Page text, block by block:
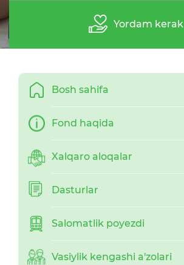
Yordam kerak
Bosh sahifa
Fond haqida
Xalqaro aloqalar
Dasturlar
Salomatlik poyezdi
Vasiylik kengashi a'zolari